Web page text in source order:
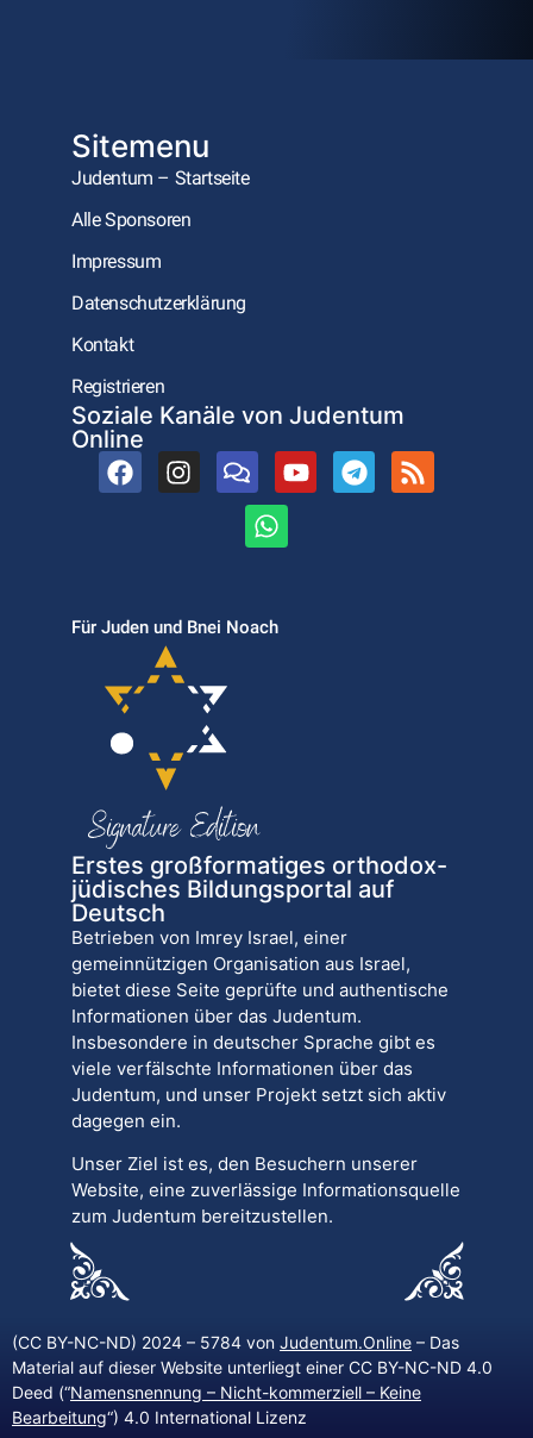
Sitemenu
Judentum – Startseite
Alle Sponsoren
Impressum
Datenschutzerklärung
Kontakt
Registrieren
Soziale Kanäle von Judentum
Online
Für Juden und Bnei Noach
Erstes großformatiges orthodox-
jüdisches Bildungsportal auf
Deutsch
Betrieben von Imrey Israel, einer
gemeinnützigen Organisation aus Israel,
bietet diese Seite geprüfte und authentische
Informationen über das Judentum.
Insbesondere in deutscher Sprache gibt es
viele verfälschte Informationen über das
Judentum, und unser Projekt setzt sich aktiv
dagegen ein.
Unser Ziel ist es, den Besuchern unserer
Website, eine zuverlässige Informationsquelle
zum Judentum bereitzustellen.
(CC BY-NC-ND) 2024 – 5784 von Judentum.Online – Das
Material auf dieser Website unterliegt einer CC BY-NC-ND 4.0
Deed (“Namensnennung – Nicht-kommerziell – Keine
Bearbeitung“) 4.0 International Lizenz